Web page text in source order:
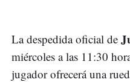
La despedida oficial de
miércoles a las 11:30
jugador ofrecerá una